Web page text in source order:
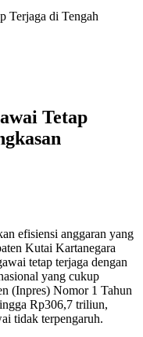
Terjaga di Tengah
Tetap
efisiensi anggaran yang
Kutai Kartanegara
tetap terjaga dengan
yang cukup
(Inpres) Nomor 1 Tahun
Rp306,7 triliun,
tidak terpengaruh.